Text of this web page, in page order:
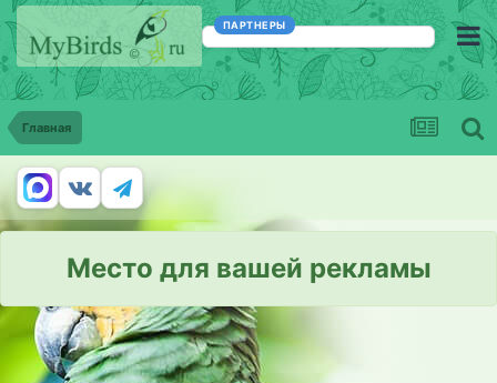
ПАРТНЕРЫ
Главная
Место для вашей рекламы